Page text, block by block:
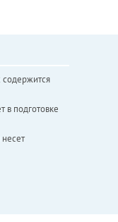
содержится
в подготовке